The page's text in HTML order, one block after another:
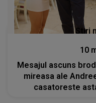
Stiri
10
Mesajul ascuns
mireasa ale
casatoreste